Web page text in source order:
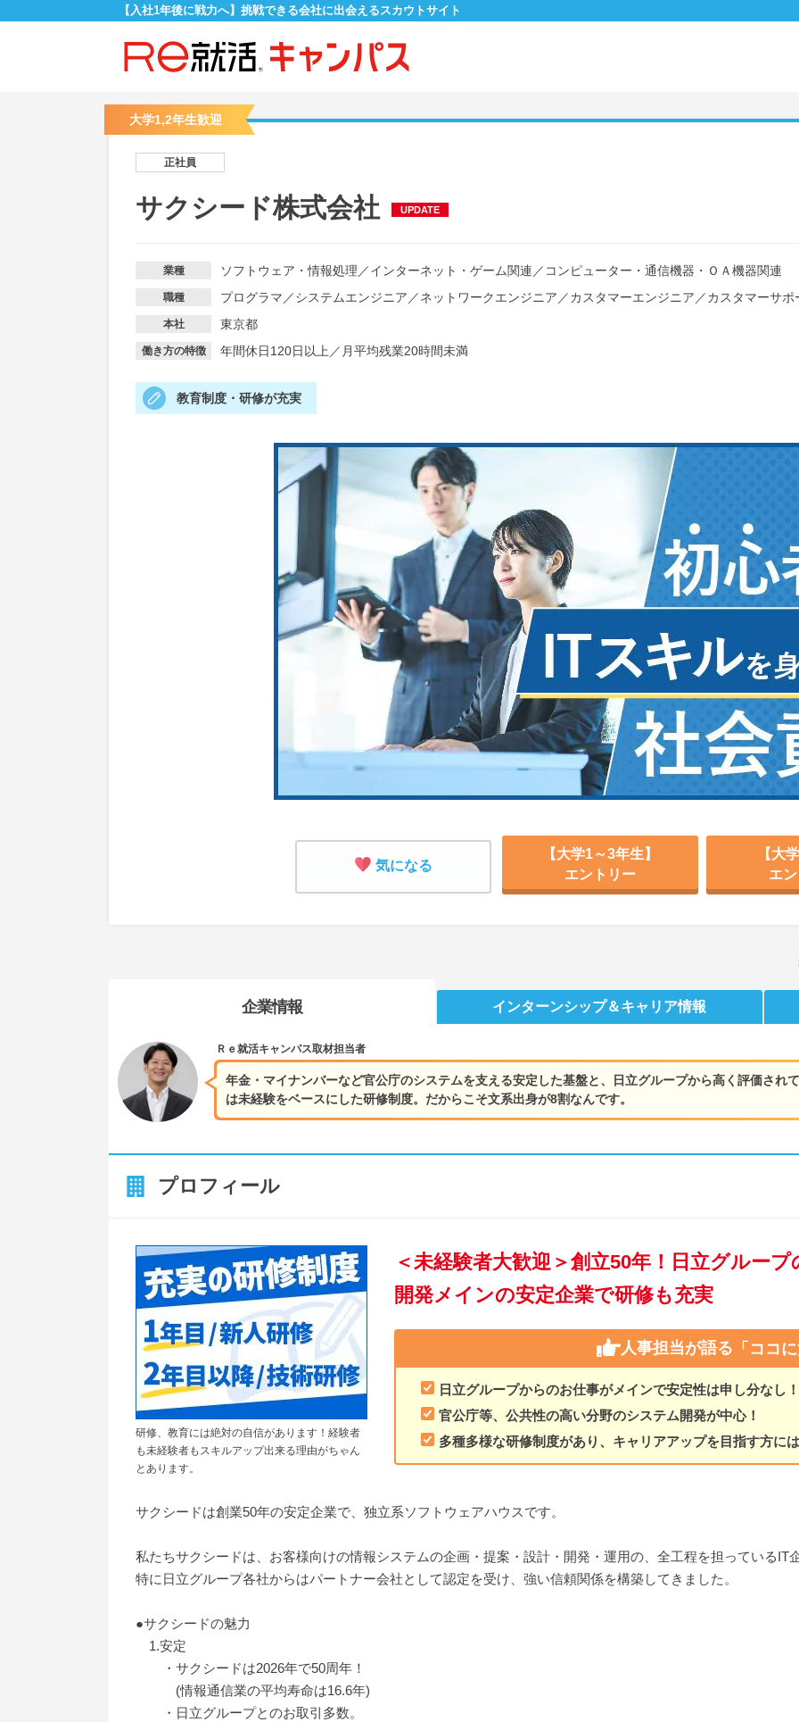
【入社1年後に戦力へ】挑戦できる会社に出会えるスカウトサイト
大学1,2年生歓迎
正社員
サクシード株式会社 UPDATE
業種 ソフトウェア・情報処理 ／インターネット・ゲーム関連 ／ コンピューター・通信機器・ＯＡ機器関連
職種 プログラマ ／システムエンジニア ／ネットワークエンジニア ／カスタマーエンジニア ／カスタマーサポ
本社 東京都
働き方の特徴 年間休日120日以上 ／ 月平均残業20時間未満
教育制度・研修が充実
気になる
【大学1～3年生】
エントリー
【大
エ
企業情報 インターンシップ＆キャリア情報
年金・マイナンバーなど官公庁のシステムを支える安定した基盤と、日立グループから高く評価され
は未経験をベースにした研修制度。だからこそ文系出身が8割なんです。
Ｒｅ就活キャンパス取材担当者
プロフィール
＜未経験者大歓迎＞創立50年！日立グルー
開発メインの安定企業で研修も充実
人事担当が語る 「ココ
日立グループからのお仕事がメインで安定性は申し分なし！
官公庁等、公共性の高い分野のシステム開発が中心！
多種多様な研修制度があり、キャリアアップを目指す方には
研修、教育には絶対の自信があります！経験者
も未経験者もスキルアップ出来る理由がちゃん
とあります。
サクシードは創業50年の安定企業で、独立系ソフトウェアハウスです。
私たちサクシードは、お客様向けの情報システムの企画・提案・設計・開発・運用の、全工程を担っているIT
特に日立グループ各社からはパートナー会社として認定を受け、強い信頼関係を構築してきました。
●サクシードの魅力
1.安定
・サクシードは2026年で50周年！
(情報通信業の平均寿命は16.6年)
・日立グループとのお取引多数。